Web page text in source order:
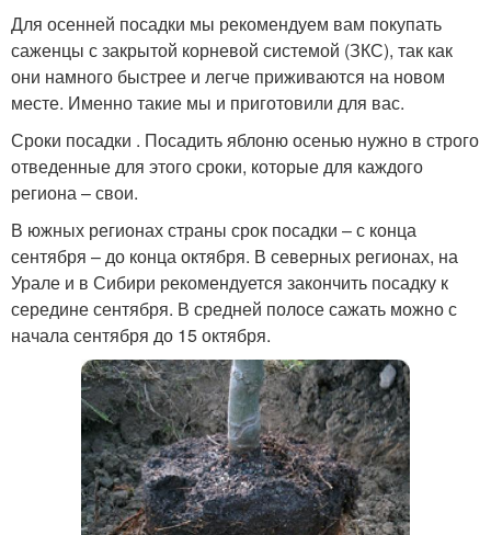
Для осенней посадки мы рекомендуем вам покупать
саженцы с закрытой корневой системой (ЗКС), так как
они намного быстрее и легче приживаются на новом
месте. Именно такие мы и приготовили для вас.
Сроки посадки . Посадить яблоню осенью нужно в строго
отведенные для этого сроки, которые для каждого
региона – свои.
В южных регионах страны срок посадки – с конца
сентября – до конца октября. В северных регионах, на
Урале и в Сибири рекомендуется закончить посадку к
середине сентября. В средней полосе сажать можно с
начала сентября до 15 октября.